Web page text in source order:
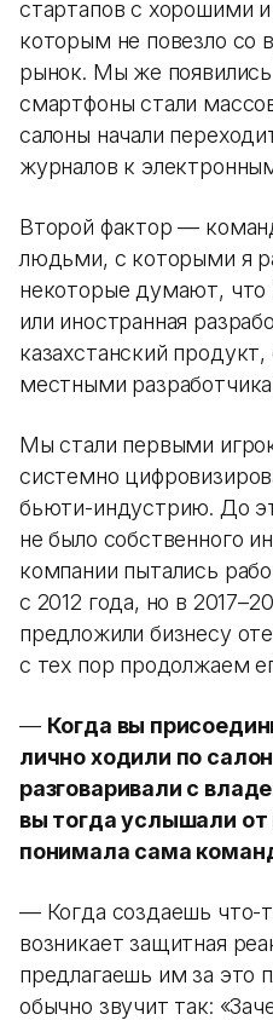
стартапов с хорошими
которым не повезло со
рынок. Мы же
смартфоны стали
салоны начали
журналов к
Второй фактор —
людьми, с которыми я
некоторые думают, что
или иностранная
казахстанский
местными
Мы стали первыми
системно
бьюти-индустрию. До
не было собственного
компании пытались
с 2012 года, но в
предложили бизнесу
с тех пор продолжаем
— Когда вы
лично ходили по
разговаривали с
вы тогда услышали от
понимала сама
— Когда создаешь что-
возникает защитная
предлагаешь им за это
обычно звучит так: